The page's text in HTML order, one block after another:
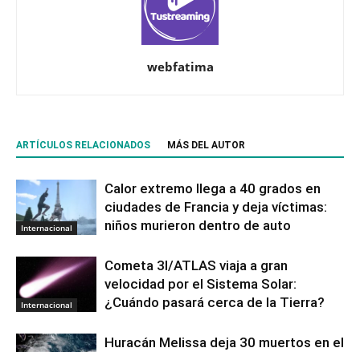
webfatima
ARTÍCULOS RELACIONADOS MÁS DEL AUTOR
Internacional
Calor extremo llega a 40 grados en
ciudades de Francia y deja víctimas:
niños murieron dentro de auto
Internacional
Cometa 3I/ATLAS viaja a gran
velocidad por el Sistema Solar:
¿Cuándo pasará cerca de la Tierra?
Huracán Melissa deja 30 muertos en el